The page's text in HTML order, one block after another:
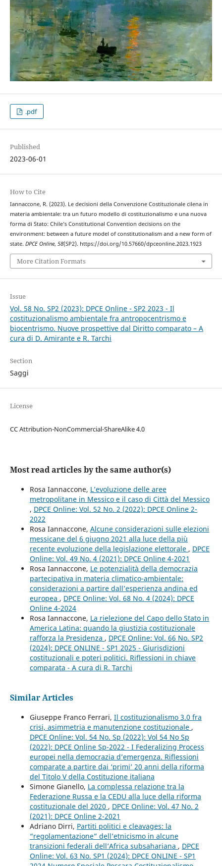
.pdf
Published
2023-06-01
How to Cite
Iannaccone, R. (2023). Le decisioni della Convenzione Costituzionale cilena in
materia ambientale: tra un futuro modello di costituzionalismo e una nuova
forma di Stato: Chile’s Constitutional Convention decisions on the
environment: between a future model of constitutionalism and a new form of
state. DPCE Online, 58(SP2). https://doi.org/10.57660/dpceonline.2023.1923
More Citation Formats
Issue
Vol. 58 No. SP2 (2023): DPCE Online - SP2 2023 - Il
costituzionalismo ambientale fra antropocentrismo e
biocentrismo. Nuove prospettive dal Diritto comparato – A
cura di D. Amirante e R. Tarchi
Section
Saggi
License
CC Attribution-NonCommercial-ShareAlike 4.0
Most read articles by the same author(s)
Rosa Iannaccone, L’evoluzione delle aree
metropolitane in Messico e il caso di Città del Messico
, DPCE Online: Vol. 52 No. 2 (2022): DPCE Online 2-
2022
Rosa Iannaccone, Alcune considerazioni sulle elezioni
messicane del 6 giugno 2021 alla luce della più
recente evoluzione della legislazione elettorale , DPCE
Online: Vol. 49 No. 4 (2021): DPCE Online 4-2021
Rosa Iannaccone, Le potenzialità della democrazia
partecipativa in materia climatico-ambientale:
considerazioni a partire dall’esperienza andina ed
europea , DPCE Online: Vol. 68 No. 4 (2024): DPCE
Online 4-2024
Rosa Iannaccone, La rielezione del Capo dello Stato in
America Latina: quando la giustizia costituzionale
rafforza la Presidenza , DPCE Online: Vol. 66 No. SP2
(2024): DPCE ONLINE - SP1 2025 - Giurisdizioni
costituzionali e poteri politici. Riflessioni in chiave
comparata - A cura di R. Tarchi
Similar Articles
Giuseppe Franco Ferrari, Il costituzionalismo 3.0 fra
crisi, asimmetria e manutenzione costituzionale ,
DPCE Online: Vol. 54 No. Sp (2022): Vol 54 No Sp
(2022): DPCE Online Sp-2022 - I Federalizing Process
europei nella democrazia d’emergenza. Riflessioni
comparate a partire dai ‘primi’ 20 anni della riforma
del Titolo V della Costituzione italiana
Simone Gianello, La complessa relazione tra la
Federazione Russa e la CEDU alla luce della riforma
costituzionale del 2020 , DPCE Online: Vol. 47 No. 2
(2021): DPCE Online 2-2021
Adriano Dirri, Partiti politici e cleavages: la
“regolamentazione” dell’etnicismo in alcune
transizioni federali dell’Africa subsahariana , DPCE
Online: Vol. 63 No. SP1 (2024): DPCE ONLINE - SP1